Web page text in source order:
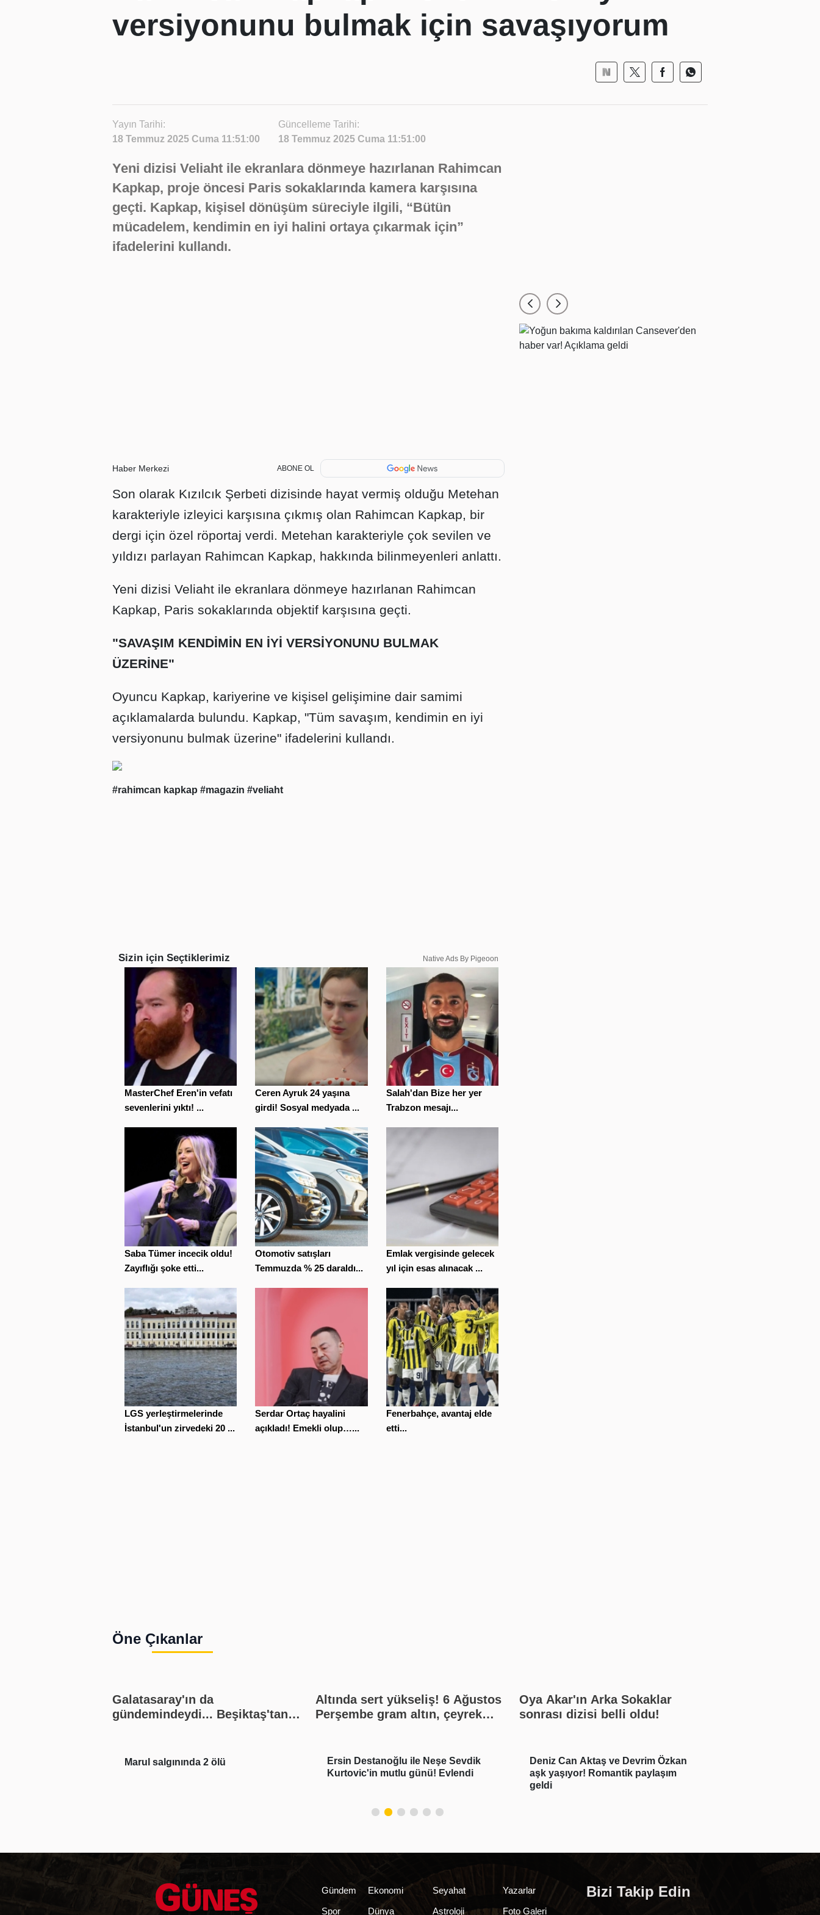
versiyonunu bulmak için savaşıyorum
Yayın Tarihi:
18 Temmuz 2025 Cuma 11:51:00
Güncelleme Tarihi:
18 Temmuz 2025 Cuma 11:51:00
Yeni dizisi Veliaht ile ekranlara dönmeye hazırlanan Rahimcan
Kapkap, proje öncesi Paris sokaklarında kamera karşısına
geçti. Kapkap, kişisel dönüşüm süreciyle ilgili, “Bütün
mücadelem, kendimin en iyi halini ortaya çıkarmak için”
ifadelerini kullandı.
Haber Merkezi ABONE OL
Son olarak Kızılcık Şerbeti dizisinde hayat vermiş olduğu Metehan
karakteriyle izleyici karşısına çıkmış olan Rahimcan Kapkap, bir
dergi için özel röportaj verdi. Metehan karakteriyle çok sevilen ve
yıldızı parlayan Rahimcan Kapkap, hakkında bilinmeyenleri anlattı.
Yeni dizisi Veliaht ile ekranlara dönmeye hazırlanan Rahimcan
Kapkap, Paris sokaklarında objektif karşısına geçti.
"SAVAŞIM KENDİMİN EN İYİ VERSİYONUNU BULMAK
ÜZERİNE"
Oyuncu Kapkap, kariyerine ve kişisel gelişimine dair samimi
açıklamalarda bulundu. Kapkap, "Tüm savaşım, kendimin en iyi
versiyonunu bulmak üzerine" ifadelerini kullandı.
#rahimcan kapkap #magazin #veliaht
Sizin için Seçtiklerimiz Native Ads By Pigeoon
MasterChef Eren'in vefatı
sevenlerini yıktı! ...
Ceren Ayruk 24 yaşına
girdi! Sosyal medyada ...
Salah'dan Bize her yer
Trabzon mesajı...
Saba Tümer incecik oldu!
Zayıflığı şoke etti...
Otomotiv satışları
Temmuzda % 25 daraldı...
Emlak vergisinde gelecek
yıl için esas alınacak ...
LGS yerleştirmelerinde
İstanbul'un zirvedeki 20 ...
Serdar Ortaç hayalini
açıkladı! Emekli olup…...
Fenerbahçe, avantaj elde
etti...
Öne Çıkanlar
Galatasaray'ın da
gündemindeydi... Beşiktaş'tan
Altında sert yükseliş! 6 Ağustos
Perşembe gram altın, çeyrek
Oya Akar'ın Arka Sokaklar
sonrası dizisi belli oldu!
Marul salgınında 2 ölü
Ersin Destanoğlu ile Neşe Sevdik
Kurtovic'in mutlu günü! Evlendi
Deniz Can Aktaş ve Devrim Özkan
aşk yaşıyor! Romantik paylaşım
geldi
Gündem
Spor
Ekonomi
Dünya
Seyahat
Astroloji
Yazarlar
Foto Galeri
Bizi Takip Edin